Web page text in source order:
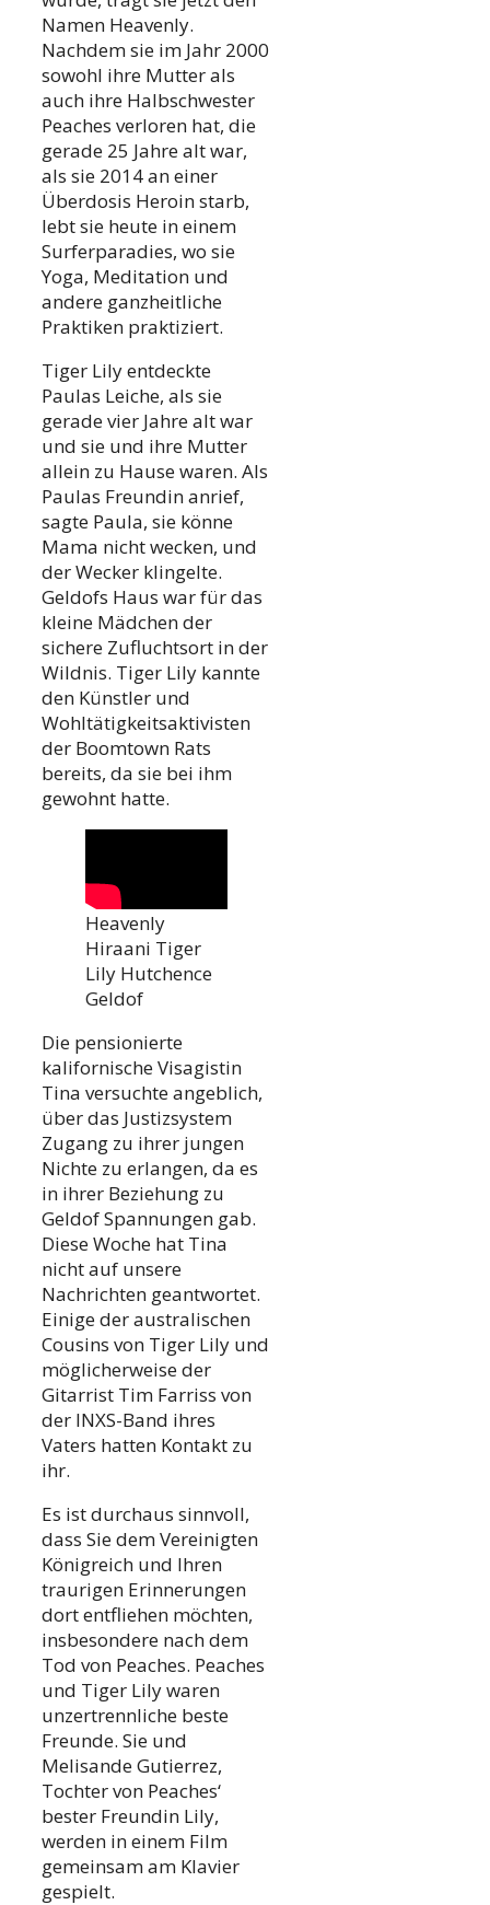
Namen Heavenly.
Nachdem sie im Jahr 2000
sowohl ihre Mutter als
auch ihre Halbschwester
Peaches verloren hat, die
gerade 25 Jahre alt war,
als sie 2014 an einer
Überdosis Heroin starb,
lebt sie heute in einem
Surferparadies, wo sie
Yoga, Meditation und
andere ganzheitliche
Praktiken praktiziert.
Tiger Lily entdeckte
Paulas Leiche, als sie
gerade vier Jahre alt war
und sie und ihre Mutter
allein zu Hause waren. Als
Paulas Freundin anrief,
sagte Paula, sie könne
Mama nicht wecken, und
der Wecker klingelte.
Geldofs Haus war für das
kleine Mädchen der
sichere Zufluchtsort in der
Wildnis. Tiger Lily kannte
den Künstler und
Wohltätigkeitsaktivisten
der Boomtown Rats
bereits, da sie bei ihm
gewohnt hatte.
Heavenly
Hiraani Tiger
Lily Hutchence
Geldof
Die pensionierte
kalifornische Visagistin
Tina versuchte angeblich,
über das Justizsystem
Zugang zu ihrer jungen
Nichte zu erlangen, da es
in ihrer Beziehung zu
Geldof Spannungen gab.
Diese Woche hat Tina
nicht auf unsere
Nachrichten geantwortet.
Einige der australischen
Cousins von Tiger Lily und
möglicherweise der
Gitarrist Tim Farriss von
der INXS-Band ihres
Vaters hatten Kontakt zu
ihr.
Es ist durchaus sinnvoll,
dass Sie dem Vereinigten
Königreich und Ihren
traurigen Erinnerungen
dort entfliehen möchten,
insbesondere nach dem
Tod von Peaches. Peaches
und Tiger Lily waren
unzertrennliche beste
Freunde. Sie und
Melisande Gutierrez,
Tochter von Peaches‘
bester Freundin Lily,
werden in einem Film
gemeinsam am Klavier
gespielt.